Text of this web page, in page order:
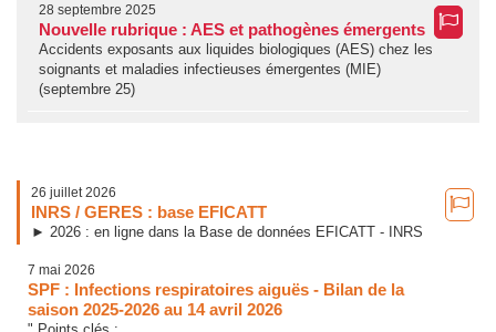
28 septembre 2025
Nouvelle rubrique : AES et pathogènes émergents
Accidents exposants aux liquides biologiques (AES) chez les
soignants et maladies infectieuses émergentes (MIE)
(septembre 25)
26 juillet 2026
INRS / GERES : base EFICATT
► 2026 : en ligne dans la Base de données EFICATT - INRS
7 mai 2026
SPF : Infections respiratoires aiguës - Bilan de la
saison 2025-2026 au 14 avril 2026